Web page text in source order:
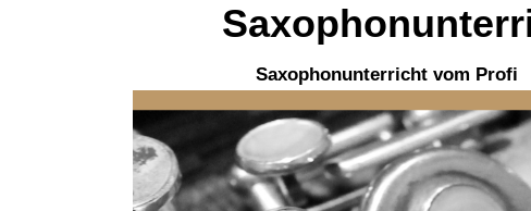
Saxophonunterricht vom Profi